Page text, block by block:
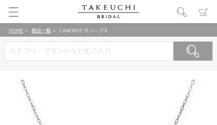
HOME 商品一覧 CANOPUS カノープス